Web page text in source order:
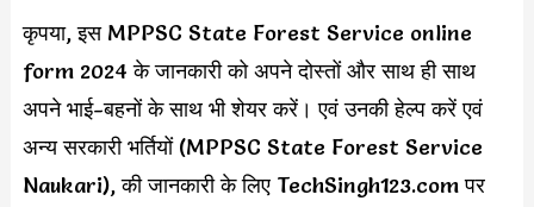
कृपया, इस MPPSC State Forest Service online
form 2024 के जानकारी को अपने दोस्तों और साथ ही साथ
अपने भाई-बहनों के साथ भी शेयर करें। एवं उनकी हेल्प करें एवं
अन्य सरकारी भर्तियों (MPPSC State Forest Service
Naukari), की जानकारी के लिए TechSingh123.com पर